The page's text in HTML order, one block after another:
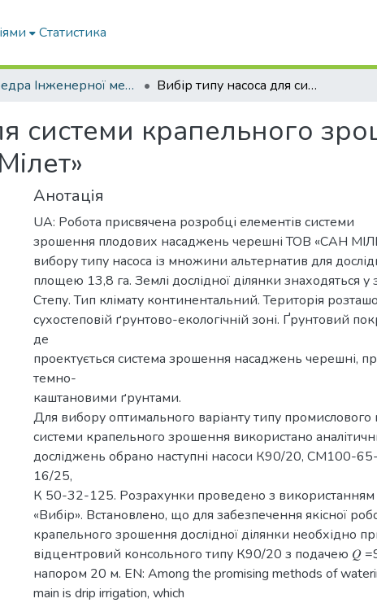
Статистика
Кафедра Інженерної механіки та комп'ютерного проектування Вибір типу насоса для системи крапельного зрошення насаджень черешні в ТОВ «Сан Мілет»
системи крапельного
Анотація
UA: Робота присвячена розробці елементів системи
зрошення плодових насаджень черешні ТОВ «САН
вибору типу насоса із множини альтернатив для
площею 13,8 га. Землі дослідної ділянки знаходяться у
Степу. Тип клімату континентальний. Територія
сухостеповій ґрунтово-екологічній зоні. Ґрунтовий
де
проектується система зрошення насаджень черешні,
темно-
каштановими ґрунтами.
Для вибору оптимального варіанту типу промислового
системи крапельного зрошення використано
досліджень обрано наступні насоси К90/20, СМ100-
16/25,
К 50-32-125. Розрахунки проведено з
«Вибір». Встановлено, що для забезпечення якісної
крапельного зрошення дослідної ділянки необхідно
відцентровий консольного типу К90/20 з подачею 𝑄
напором 20 м. EN: Among the promising methods of
main is drip irrigation, which